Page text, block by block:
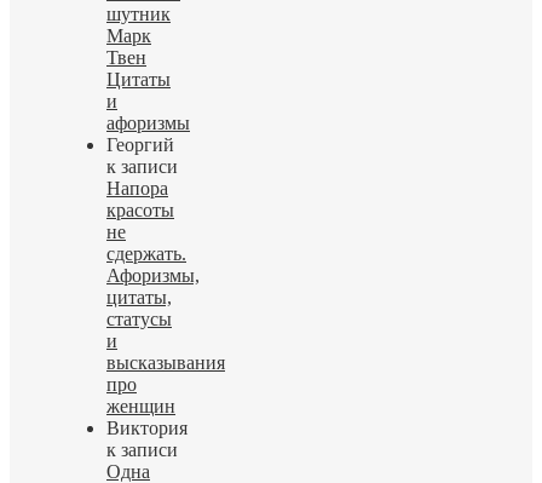
шутник
Марк
Твен
Цитаты
и
афоризмы
Георгий
к записи
Напора
красоты
не
сдержать.
Афоризмы,
цитаты,
статусы
и
высказывания
про
женщин
Виктория
к записи
Одна